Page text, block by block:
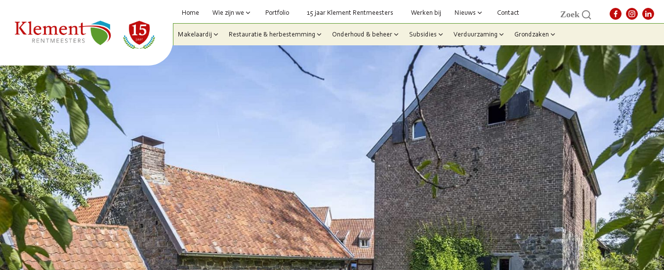
Home Wie zijn we Portfolio 15 jaar Klement Rentmeesters Werken bij Nieuws Contact Zoek
Makelaardij Restauratie & herbestemming Onderhoud & beheer Subsidies Verduurzaming Grondzaken